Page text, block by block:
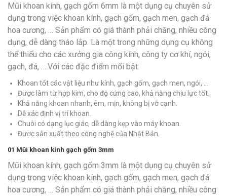
Mũi khoan kính, gạch gốm 6mm là một dụng cụ chuyên sử
dụng trong việc khoan kính, gạch gốm, gạch men, gạch đá
hoa cương, … Sản phẩm có giá thành phải chăng, nhiều công
dụng, dễ dàng tháo lắp. Là một trong những dụng cụ không
thể thiếu cho các xưởng gia công kính, công ty cơ khí, ngói,
gạch, đá, ….Với các đặc điểm mổi bật:
Khoan tốt các vật liệu như kính, gạch gốm, gạch men, ngói, …
Được làm từ hợp kim, cho độ cứng cao, khả năng chịu lực tốt.
Khả năng khoan nhanh, êm, mịn, không bị vỡ cạnh.
Dễ xác định vị trí khoan.
Chuôi có dạng lục giác, dễ dàng kẹp vào máy khoan.
Được sản xuất theo công nghệ của Nhật Bản.
01 Mũi khoan kính gạch gốm 3mm
Mũi khoan kính, gạch gốm 3mm là một dụng cụ chuyên sử
dụng trong việc khoan kính, gạch gốm, gạch men, gạch đá
hoa cương, … Sản phẩm có giá thành phải chăng, nhiều công